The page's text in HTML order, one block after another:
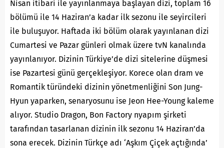
Nisan itibari ile yayınlanmaya başlayan dizi, toplam 16
bölümü ile 14 Haziran’a kadar ilk sezonu ile seyircileri
ile buluşuyor. Haftada iki bölüm olarak yayınlanan dizi
Cumartesi ve Pazar günleri olmak üzere tvN kanalında
yayınlanıyor. Dizinin Türkiye’de dizi sitelerine düşmesi
ise Pazartesi günü gerçekleşiyor. Korece olan dram ve
Romantik türündeki dizinin yönetmenliğini Son Jung-
Hyun yaparken, senaryosunu ise Jeon Hee-Young kaleme
alıyor. Studio Dragon, Bon Factory nyapım şirketi
tarafından tasarlanan dizinin ilk sezonu 14 Haziran’da
sona erecek. Dizinin Türkçe adı ‘Aşkım Çiçek açtığında’